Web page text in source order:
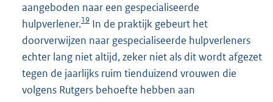
aangeboden naar een gespecialiseerde
hulpverlener.19 In de praktijk gebeurt het
doorverwijzen naar gespecialiseerde hulpverleners
echter lang niet altijd, zeker niet als dit wordt afgezet
tegen de jaarlijks ruim tienduizend vrouwen die
volgens Rutgers behoefte hebben aan